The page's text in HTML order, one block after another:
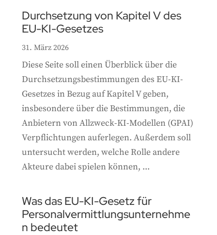
Durchsetzung von Kapitel V des
EU-KI-Gesetzes
31. März 2026
Diese Seite soll einen Überblick über die
Durchsetzungsbestimmungen des EU-KI-
Gesetzes in Bezug auf Kapitel V geben,
insbesondere über die Bestimmungen, die
Anbietern von Allzweck-KI-Modellen (GPAI)
Verpflichtungen auferlegen. Außerdem soll
untersucht werden, welche Rolle andere
Akteure dabei spielen können, ...
Was das EU-KI-Gesetz für
Personalvermittlungsunternehme
n bedeutet